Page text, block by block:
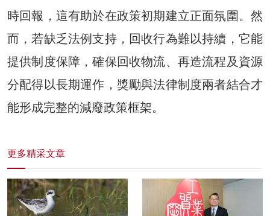
時回報，這有助於在政策初期建立正面氛圍。然
而，若缺乏法例支持，回收行為難以持續，它能
提供制度保障，確保回收物流、再造流程及資源
分配得以長期運作，獎勵與法律制度兩者結合才
能形成完整的減廢政策框架。
更多精采文章